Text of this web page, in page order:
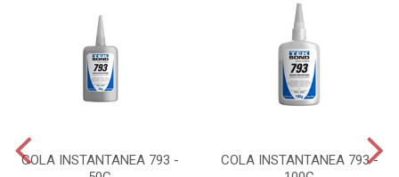
COLA INSTANTANEA 793 -
COLA INSTANTANEA 793 -